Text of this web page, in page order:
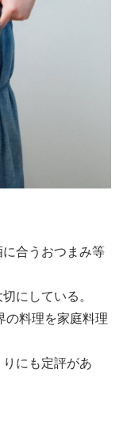
合うおつまみ等
にしている。
の料理を家庭料理
にも定評があ